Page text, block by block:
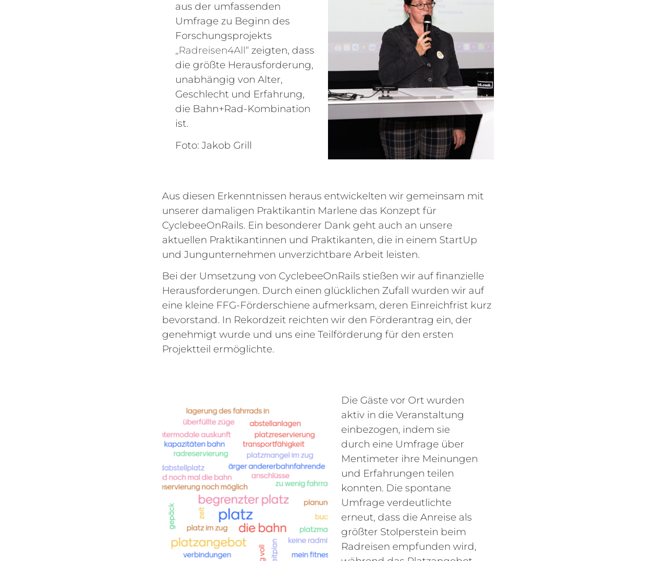
aus der umfassenden
Umfrage zu Beginn des
Forschungsprojekts
„Radreisen4All“ zeigten, dass
die größte Herausforderung,
unabhängig von Alter,
Geschlecht und Erfahrung,
die Bahn+Rad-Kombination
ist.
Foto: Jakob Grill
Aus diesen Erkenntnissen heraus entwickelten wir gemeinsam mit
unserer damaligen Praktikantin Marlene das Konzept für
CyclebeeOnRails. Ein besonderer Dank geht auch an unsere
aktuellen Praktikantinnen und Praktikanten, die in einem StartUp
und Jungunternehmen unverzichtbare Arbeit leisten.
Bei der Umsetzung von CyclebeeOnRails stießen wir auf finanzielle
Herausforderungen. Durch einen glücklichen Zufall wurden wir auf
eine kleine FFG-Förderschiene aufmerksam, deren Einreichfrist kurz
bevorstand. In Rekordzeit reichten wir den Förderantrag ein, der
genehmigt wurde und uns eine Teilförderung für den ersten
Projektteil ermöglichte.
Die Gäste vor Ort wurden
aktiv in die Veranstaltung
einbezogen, indem sie
durch eine Umfrage über
Mentimeter ihre Meinungen
und Erfahrungen teilen
konnten. Die spontane
Umfrage verdeutlichte
erneut, dass die Anreise als
größter Stolperstein beim
Radreisen empfunden wird,